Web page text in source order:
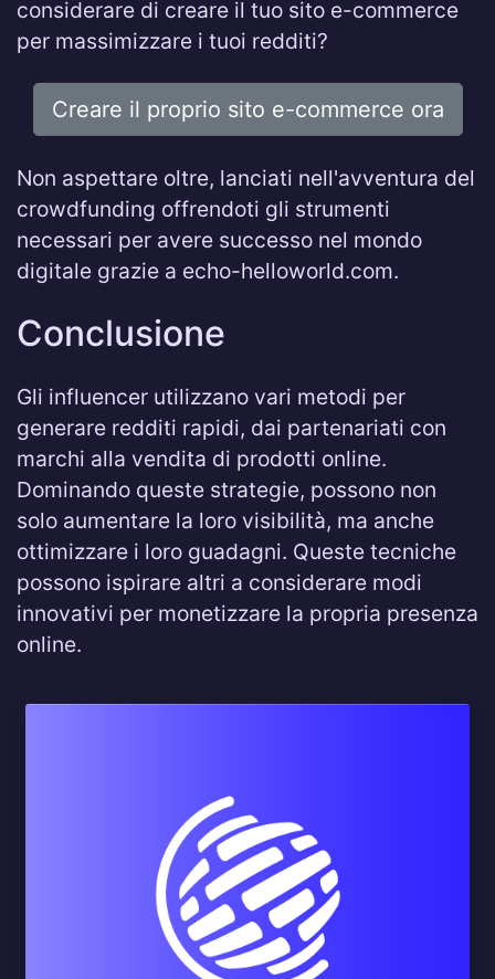
considerare di creare il tuo sito e-commerce
per massimizzare i tuoi redditi?
Creare il proprio sito e-commerce ora
Non aspettare oltre, lanciati nell'avventura del
crowdfunding offrendoti gli strumenti
necessari per avere successo nel mondo
digitale grazie a echo-helloworld.com.
Conclusione
Gli influencer utilizzano vari metodi per
generare redditi rapidi, dai partenariati con
marchi alla vendita di prodotti online.
Dominando queste strategie, possono non
solo aumentare la loro visibilità, ma anche
ottimizzare i loro guadagni. Queste tecniche
possono ispirare altri a considerare modi
innovativi per monetizzare la propria presenza
online.